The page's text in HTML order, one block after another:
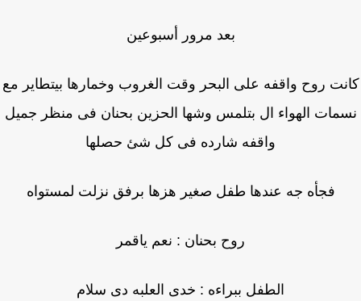
بعد مرور أسبوعين
روح واقفه على البحر وقت الغروب وخمارها بيتطاير مع
الهواء ال بتلمس وشها الحزين بحنان فى منظر جميل
واقفه شارده فى كل شئ حصلها
فجأه جه عندها طفل صغير هزها برفق نزلت لمستواه
روح بحنان : نعم ياقمر
الطفل ببراءه : خدى العلبه دى سلام